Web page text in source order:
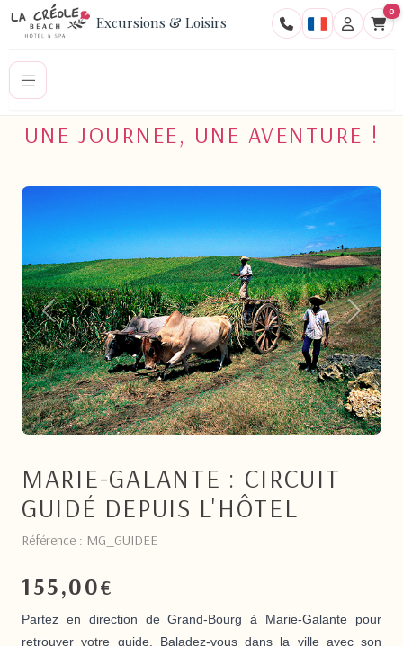
Excursions & Loisirs
0
UNE JOURNEE, UNE AVENTURE !
Pr�c�dent Suivant
MARIE-GALANTE : CIRCUIT
GUIDÉ DEPUIS L'HÔTEL
Référence : MG_GUIDEE
155,00€
Partez en direction de Grand-Bourg à Marie-Galante pour
retrouver votre guide. Baladez-vous dans la ville avec son